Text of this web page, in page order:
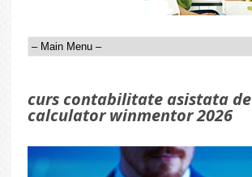
curs contabilitate asistata de
calculator winmentor 2026